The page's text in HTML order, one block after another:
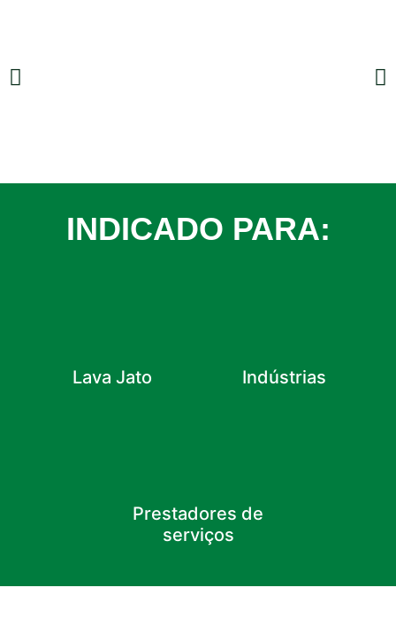
INDICADO PARA:
Lava Jato Indústrias
Prestadores de
serviços